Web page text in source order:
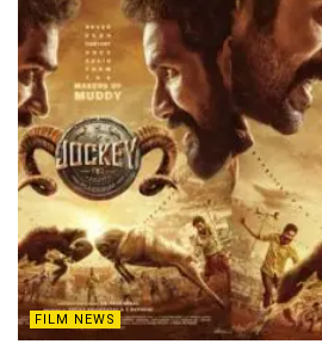
FILM NEWS